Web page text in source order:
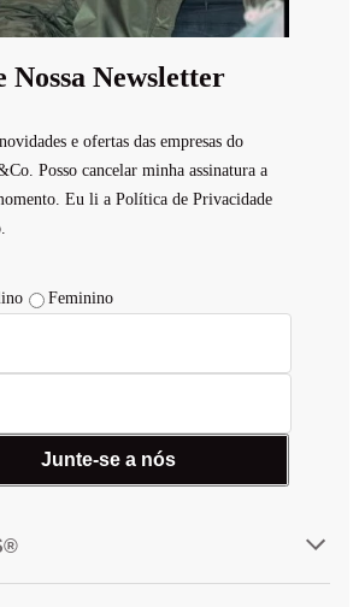
Nossa Newsletter
e ofertas das empresas do
Posso cancelar minha assinatura a
Eu li a Política de Privacidade
Feminino
Junte-se a nós